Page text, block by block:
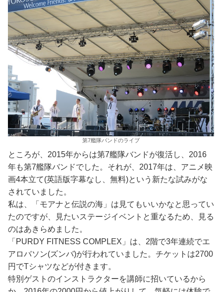
第7艦隊バンドのライブ
ところが、2015年からは第7艦隊バンドが復活し、2016
年も第7艦隊バンドでした。それが、2017年は、アニメ映
画4本立て(英語版字幕なし、無料)という新たな試みがな
されていました。
私は、「モアナと伝説の海」は見てもいいかなと思ってい
たのですが、見たいステージイベントと重なるため、見る
のはあきらめました。
「PURDY FITNESS COMPLEX」は、2階で3年連続でエ
アロバソン(ズンバ)が行われていました。チケットは2700
円でTシャツなどが付きます。
特別ゲストのインストラクターを講師に招いているから